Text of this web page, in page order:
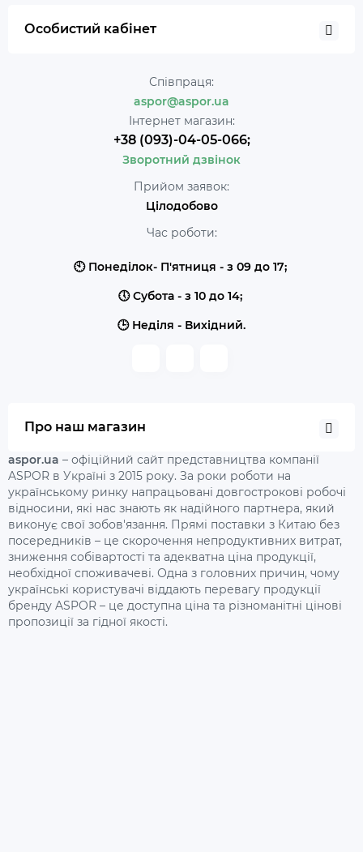
Особистий кабінет
Співпраця:
aspor@aspor.ua
Інтернет магазин:
+38 (093)-04-05-066;
Зворотний дзвінок
Прийом заявок:
Цілодобово
Час роботи:
🕙 Понеділок- П'ятниця - з 09 до 17;
🕔 Субота - з 10 до 14;
🕒 Неділя - Вихідний.
Про наш магазин
aspor.ua – офіційний сайт представництва компанії
ASPOR в Україні з 2015 року. За роки роботи на
українському ринку напрацьовані довгострокові робочі
відносини, які нас знають як надійного партнера, який
виконує свої зобов'язання. Прямі поставки з Китаю без
посередників – це скорочення непродуктивних витрат,
зниження собівартості та адекватна ціна продукції,
необхідної споживачеві. Одна з головних причин, чому
українські користувачі віддають перевагу продукції
бренду ASPOR – це доступна ціна та різноманітні цінові
пропозиції за гідної якості.